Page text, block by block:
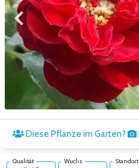
Zum vorigen Bild
Diese Pflanze im Garten?
Qualität Wuchs Standort